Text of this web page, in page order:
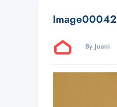
Image00042
By Juani